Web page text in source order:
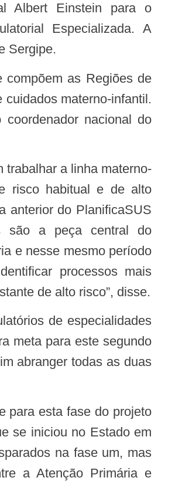
Albert Einstein para o
Especializada. A
Sergipe.
materno-infantil.
nacional do
risco habitual e de alto
anterior do PlanificaSUS
são a peça central do
e nesse mesmo período
processos mais
de alto risco”, disse.
meta para este segundo
abranger todas as duas
se iniciou no Estado em
na fase um, mas
a Atenção Primária e